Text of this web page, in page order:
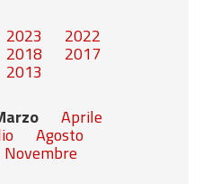
2023 2022
2018 2017
2013
Aprile
Agosto
Novembre